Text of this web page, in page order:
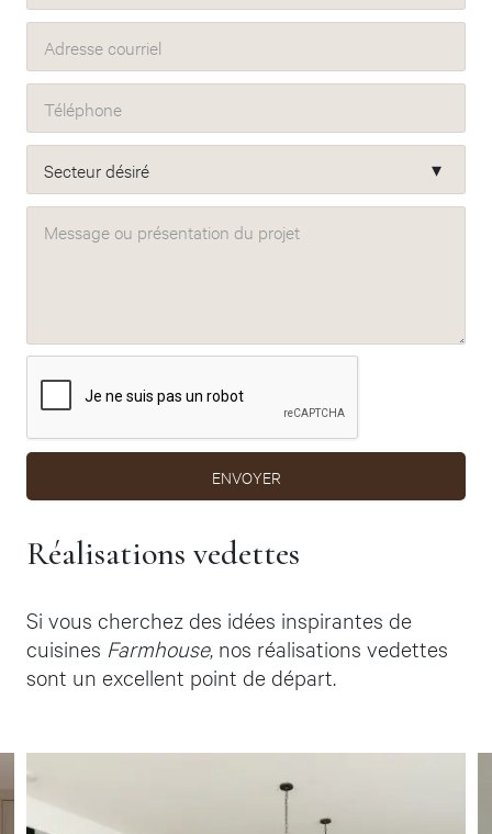
Adresse courriel
Téléphone
Secteur désiré
Message ou présentation du projet
ENVOYER
Réalisations vedettes
Si vous cherchez des idées inspirantes de
cuisines Farmhouse, nos réalisations vedettes
sont un excellent point de départ.